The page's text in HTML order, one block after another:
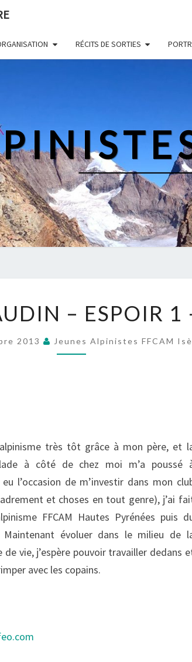
RÉCITS DE SORTIES
RENAUDIN
ESPOIR
– ESPOIR 1
2013 Jeunes Alpinistes FFCAM
très tôt grâce à mon père, et
à côté de chez moi m’a poussé
l’occasion de m’investir dans mon
et choses en tout genre), j’ai
FFCAM Hautes Pyrénées puis
évoluer dans le milieu de
vie, j’espère pouvoir travailler dedans
avec les copains.